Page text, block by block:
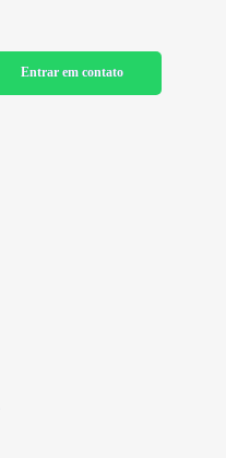
Entrar em contato